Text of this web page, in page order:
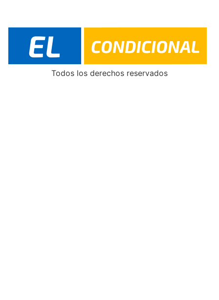
Todos los derechos reservados